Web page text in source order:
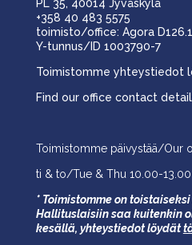
PL 35, 40014 Jyväskylä
+358 40 483 5575
toimisto/office: Agora D126.1
Y-tunnus/ID 1003790-7
Toimistomme yhteystiedot
Find our office contact
Toimistomme päivystää/Our
ti & to/Tue & Thu 10.00-13.00
* Toimistomme on
Hallituslaisiin saa kuitenkin
kesällä, yhteystiedot löydät